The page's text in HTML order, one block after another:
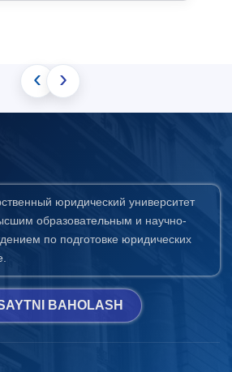
‹ ›
юридический университет
образовательным и научно-
по подготовке юридических
BAHOLASH